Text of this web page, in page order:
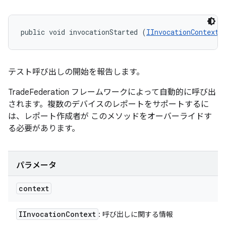
public void invocationStarted (IInvocationContext
テスト呼び出しの開始を報告します。
TradeFederation フレームワークによって自動的に呼び出
されます。複数のデバイスのレポートをサポートするに
は、レポート作成者が このメソッドをオーバーライドす
る必要があります。
パラメータ
context
IInvocationContext : 呼び出しに関する情報